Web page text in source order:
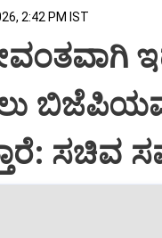
2:42 PM IST
ಸಚಿವ